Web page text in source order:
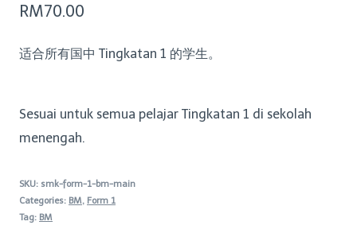
RM70.00
适合所有国中 Tingkatan 1 的学生。
Sesuai untuk semua pelajar Tingkatan 1 di sekolah
menengah.
SKU: smk-form-1-bm-main
Categories: BM, Form 1
Tag: BM